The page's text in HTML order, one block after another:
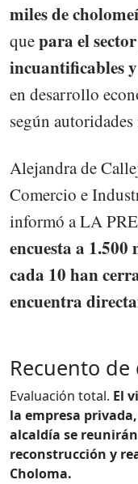
miles de
quepara el
incuantificables
en desarrollo
según
Alejandra de
Comercio e
informó a LA
encuesta a 1.500
cada 10 han
encuentra
Recuento de
Evaluación total. El
la empresa
alcaldía se
reconstrucción y
Choloma.